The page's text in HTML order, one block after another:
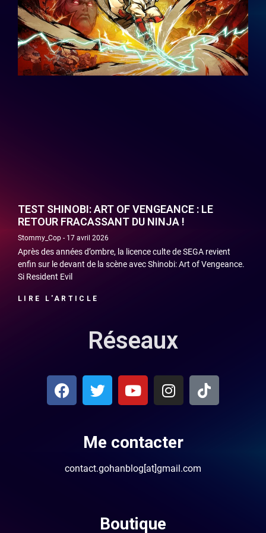
TEST SHINOBI: ART OF VENGEANCE : LE
RETOUR FRACASSANT DU NINJA !
Stommy_Cop 17 avril 2026
Après des années d’ombre, la licence culte de SEGA revient
enfin sur le devant de la scène avec Shinobi: Art of Vengeance.
Si Resident Evil
LIRE L'ARTICLE
Réseaux
Me contacter
contact.gohanblog[at]gmail.com
Boutique